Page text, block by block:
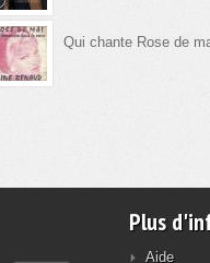
Qui chante Rose de
Plus
Aide